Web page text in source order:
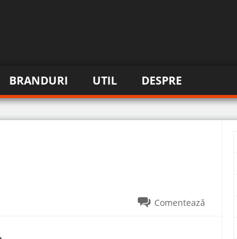
BRANDURI UTIL DESPRE
Comentează